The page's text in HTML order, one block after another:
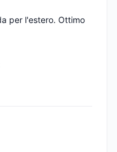
per l'estero. Ottimo